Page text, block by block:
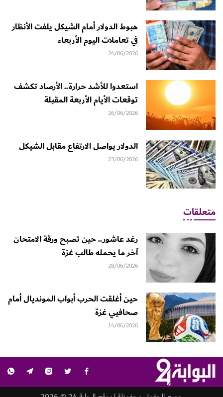
هبوط الدولار أمام الشيكل يلفت الأنظار
في تعاملات اليوم الأربعاء
24/06/2026
استعدوا للأشد حرارة.. الأرصاد تكشف
توقعات الأيام الأربعة المقبلة
26/06/2026
الدولار يواصل الارتفاع مقابل الشيكل
23/06/2026
متعلقات
رغد عاشور.. حين تصبح ورقة الامتحان
آخر ما يحمله طالب غزة
28/06/2026
حين أغلقت الحرب أبواب المونديال أمام
صحافيي غزة
14/06/2026